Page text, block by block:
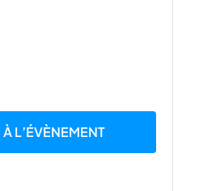
À L’ÉVÈNEMENT